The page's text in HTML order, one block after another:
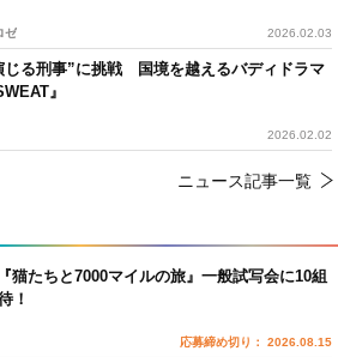
ゼ 2026.02.03
じる刑事”に挑戦 国境を越えるバディドラマ
』
2026.02.02
ニュース記事一覧
猫たちと7000マイルの旅』一般試写会に10組
！
応募締め切り： 2026.08.15